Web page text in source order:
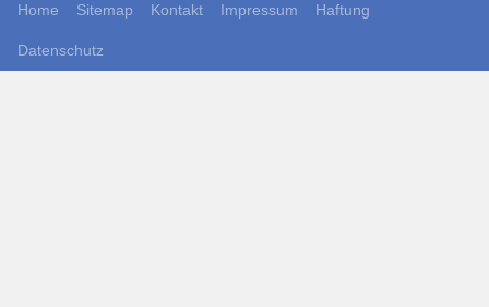
Home Sitemap Kontakt Impressum Haftung
Datenschutz